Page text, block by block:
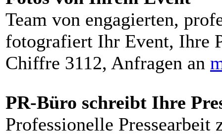
Team von engagierten,
fotografiert Ihr Event, Ihre
Chiffre 3112, Anfragen an
PR-Büro schreibt Ihre
Professionelle Pressearbeit